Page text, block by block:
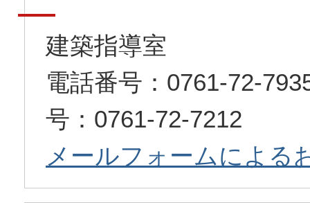
建築指導室
電話番号：0761-72-
号：0761-72-7212
メールフォームによる